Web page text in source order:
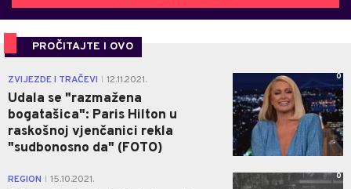
PROČITAJTE I OVO
ZVIJEZDE I TRAČEVI 12.11.2021.
Udala se "razmažena
bogatašica": Paris Hilton u
raskošnoj vjenčanici rekla
"sudbonosno da" (FOTO)
0
REGION 15.10.2021. 0